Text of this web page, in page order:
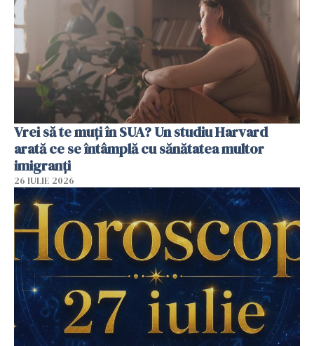
Vrei să te muți în SUA? Un studiu Harvard
arată ce se întâmplă cu sănătatea multor
imigranți
26 IULIE 2026